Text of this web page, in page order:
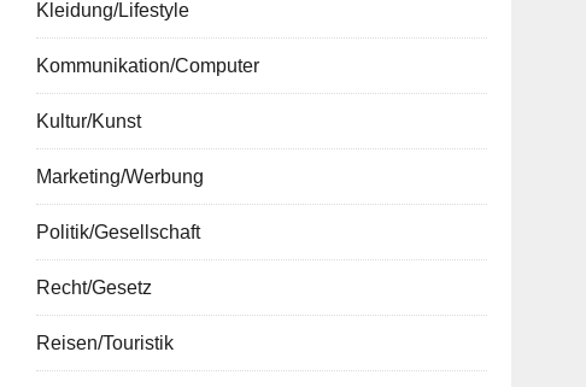
Kleidung/Lifestyle
Kommunikation/Computer
Kultur/Kunst
Marketing/Werbung
Politik/Gesellschaft
Recht/Gesetz
Reisen/Touristik